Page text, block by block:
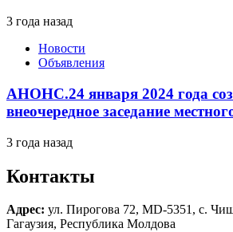
3 года назад
Новости
Объявления
АНОНС.24 января 2024 года
внеочередное заседание
3 года назад
Контакты
Адрес: ул. Пирогова 72, MD-5351, с.
Гагаузия, Республика Молдова